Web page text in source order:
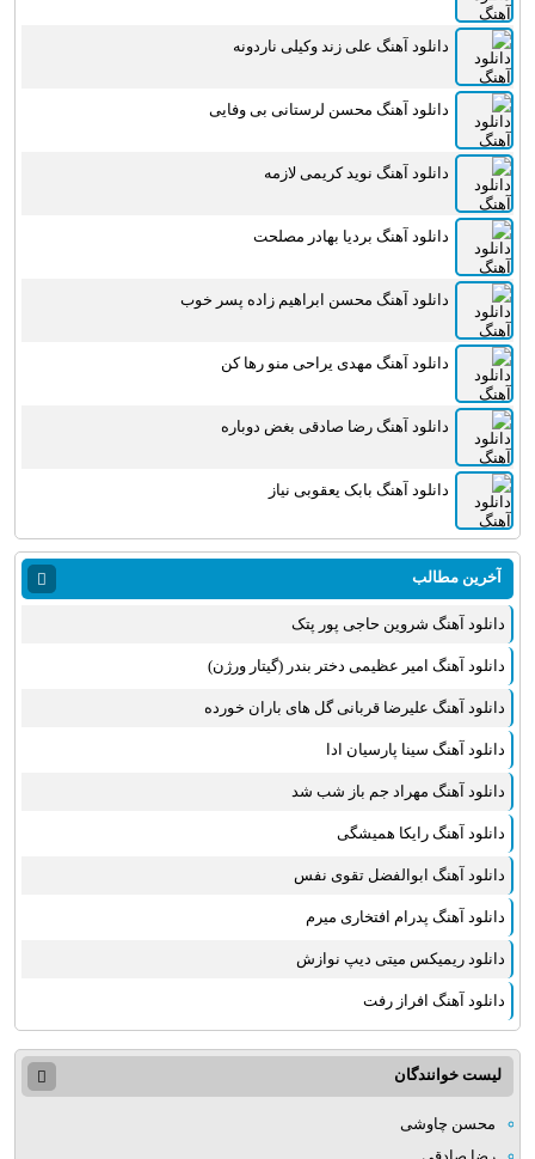
دانلود آهنگ علی زند وکیلی ناردونه
دانلود آهنگ محسن لرستانی بی وفایی
دانلود آهنگ نوید کریمی لازمه
دانلود آهنگ بردیا بهادر مصلحت
دانلود آهنگ محسن ابراهیم زاده پسر خوب
دانلود آهنگ مهدی یراحی منو رها کن
دانلود آهنگ رضا صادقی بغض دوباره
دانلود آهنگ بابک یعقوبی نیاز
آخرین مطالب
دانلود آهنگ شروین حاجی پور پتک
دانلود آهنگ امیر عظیمی دختر بندر (گیتار ورژن)
دانلود آهنگ علیرضا قربانی گل های باران خورده
دانلود آهنگ سینا پارسیان ادا
دانلود آهنگ مهراد جم باز شب شد
دانلود آهنگ رایکا همیشگی
دانلود آهنگ ابوالفضل تقوی نفس
دانلود آهنگ پدرام افتخاری میرم
دانلود ریمیکس میتی دیپ نوازش
دانلود آهنگ افراز رفت
لیست خوانندگان
محسن چاوشی